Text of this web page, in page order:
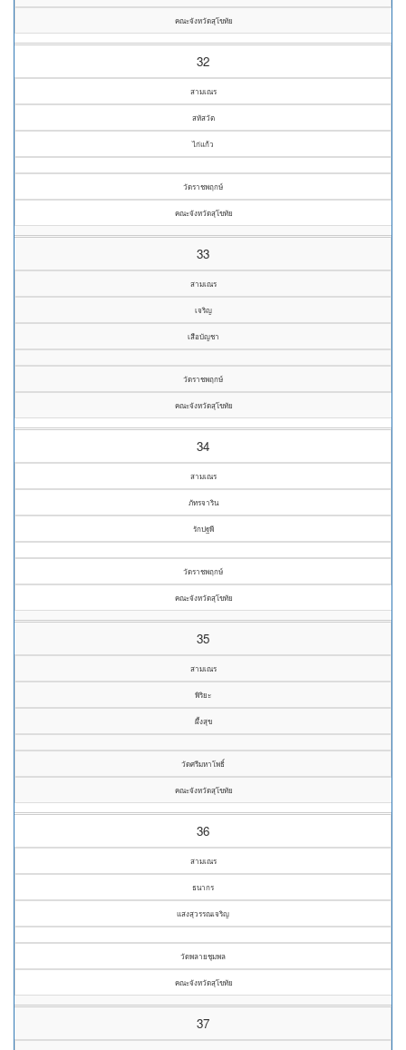
คณะจังหวัดสุโขทัย
32
สามเณร
สหัสวัต
ไก่แก้ว
วัดราชพฤกษ์
คณะจังหวัดสุโขทัย
33
สามเณร
เจริญ
เสือบัญชา
วัดราชพฤกษ์
คณะจังหวัดสุโขทัย
34
สามเณร
ภัทรจาริน
รักปฐพี
วัดราชพฤกษ์
คณะจังหวัดสุโขทัย
35
สามเณร
พิริยะ
ผึ้งสุข
วัดศรีมหาโพธิ์
คณะจังหวัดสุโขทัย
36
สามเณร
ธนากร
แสงสุวรรณเจริญ
วัดพลายชุมพล
คณะจังหวัดสุโขทัย
37